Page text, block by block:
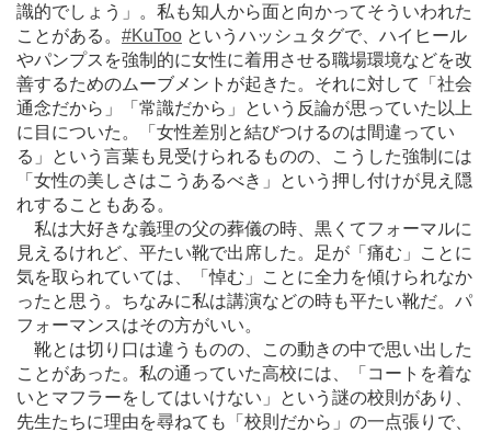
識的でしょう」。私も知人から面と向かってそういわれた
ことがある。 #KuToo というハッシュタグで、ハイヒール
やパンプスを強制的に女性に着用させる職場環境などを改
善するためのムーブメントが起きた。それに対して「社会
通念だから」「常識だから」という反論が思っていた以上
に目についた。「女性差別と結びつけるのは間違ってい
る」という言葉も見受けられるものの、こうした強制には
「女性の美しさはこうあるべき」という押し付けが見え隠
れすることもある。
私は大好きな義理の父の葬儀の時、黒くてフォーマルに
見えるけれど、平たい靴で出席した。足が「痛む」ことに
気を取られていては、「悼む」ことに全力を傾けられなか
ったと思う。ちなみに私は講演などの時も平たい靴だ。パ
フォーマンスはその方がいい。
靴とは切り口は違うものの、この動きの中で思い出した
ことがあった。私の通っていた高校には、「コートを着な
いとマフラーをしてはいけない」という謎の校則があり、
先生たちに理由を尋ねても「校則だから」の一点張りで、